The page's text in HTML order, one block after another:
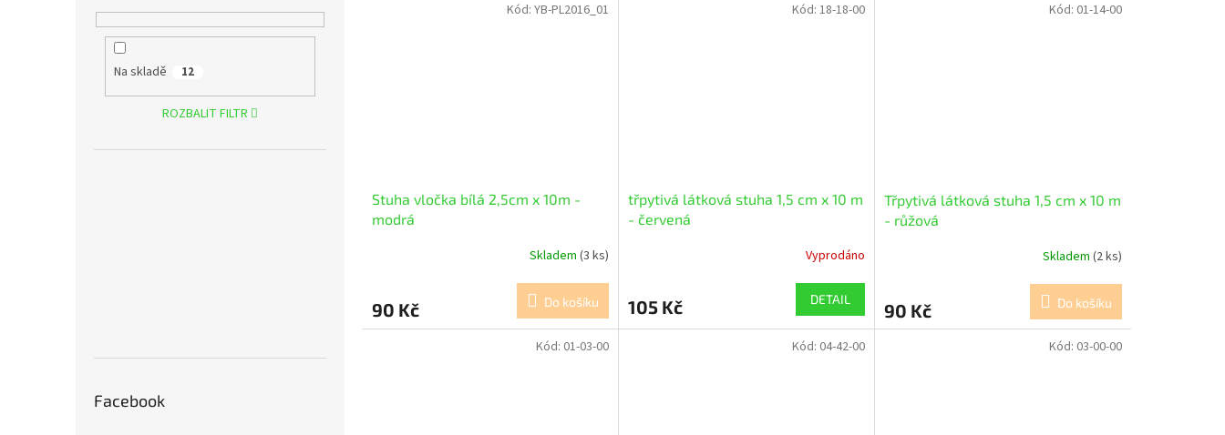
Na skladě 12
ROZBALIT FILTR
Facebook
Stuha vločka bílá 2,5cm x 10m -
modrá
Skladem (3 ks)
90 Kč Do košíku
Kód: YB-PL2016_01
třpytivá látková stuha 1,5 cm x 10 m
- červená
Vyprodáno
105 Kč DETAIL
Kód: 18-18-00
Třpytivá látková stuha 1,5 cm x 10 m
- růžová
Skladem (2 ks)
90 Kč Do košíku
Kód: 01-14-00
Kód: 01-03-00 Kód: 04-42-00 Kód: 03-00-00